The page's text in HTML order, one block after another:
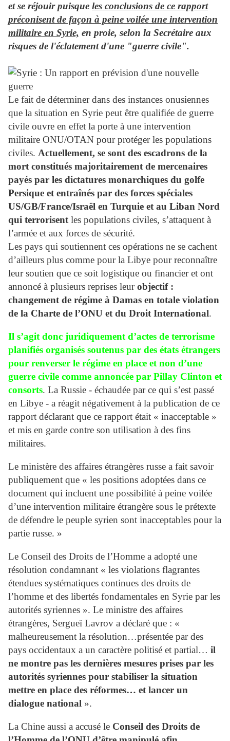
et se réjouir puisque les conclusions de ce rapport
préconisent de façon à peine voilée une intervention
militaire en Syrie, en proie, selon la Secrétaire aux
risques de l'éclatement d'une "guerre civile".
Le fait de déterminer dans des instances onusiennes
que la situation en Syrie peut être qualifiée de guerre
civile ouvre en effet la porte à une intervention
militaire ONU/OTAN pour protéger les populations
civiles. Actuellement, se sont des escadrons de la
mort constitués majoritairement de mercenaires
payés par les dictatures monarchiques du golfe
Persique et entraînés par des forces spéciales
US/GB/France/Israël en Turquie et au Liban Nord
qui terrorisentles populations civiles, s’attaquent à
l’armée et aux forces de sécurité.
Les pays qui soutiennent ces opérations ne se cachent
d’ailleurs plus comme pour la Libye pour reconnaître
leur soutien que ce soit logistique ou financier et ont
annoncé à plusieurs reprises leurobjectif :
changement de régime à Damas en totale violation
de la Charte de l’ONU et du Droit International.
Il s’agit donc juridiquement d’actes de terrorisme
planifiés organisés soutenus par des états étrangers
pour renverser le régime en place et non d’une
guerre civile comme annoncée par Pillay Clinton et
consorts. La Russie - échaudée par ce qui s’est passé
en Libye - a réagit négativement à la publication de ce
rapport déclarant que ce rapport était « inacceptable »
et mis en garde contre son utilisation à des fins
militaires.
Le ministère des affaires étrangères russe a fait savoir
publiquement que « les positions adoptées dans ce
document qui incluent une possibilité à peine voilée
d’une intervention militaire étrangère sous le prétexte
de défendre le peuple syrien sont inacceptables pour la
partie russe. »
Le Conseil des Droits de l’Homme a adopté une
résolution condamnant « les violations flagrantes
étendues systématiques continues des droits de
l’homme et des libertés fondamentales en Syrie par les
autorités syriennes ». Le ministre des affaires
étrangères, Sergueï Lavrov a déclaré que : «
malheureusement la résolution…présentée par des
pays occidentaux a un caractère politisé et partial… il
ne montre pas les dernières mesures prises par les
autorités syriennes pour stabiliser la situation
mettre en place des réformes… et lancer un
dialogue national ».
La Chine aussi a accusé le Conseil des Droits de